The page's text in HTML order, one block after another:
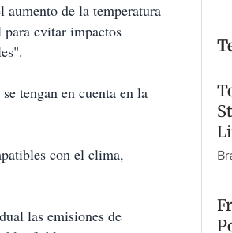
de la temperatura
evitar impactos
tengan en cuenta en la
con el clima,
las emisiones de